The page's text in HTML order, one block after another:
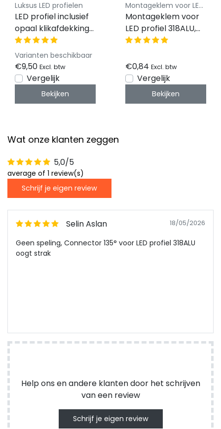
Luksus LED profielen
LED profiel inclusief
opaal klikafdekking
20mm x 20mm -
318ZWART
Varianten beschikbaar
€9,50 Excl. btw
Vergelijk
Bekijken
Montageklem voor LED profielen - Luksus
Montageklem voor
LED profiel 318ALU,
318WIT, 318ZWART
€0,84 Excl. btw
Vergelijk
Bekijken
Wat onze klanten zeggen
5,0/5
average of 1 review(s)
Schrijf je eigen review
Selin Aslan 18/05/2026
Geen speling, Connector 135° voor LED profiel 318ALU
oogt strak
Help ons en andere klanten door het schrijven
van een review
Schrijf je eigen review